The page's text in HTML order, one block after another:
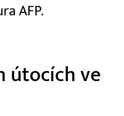
AFP.
útocích ve